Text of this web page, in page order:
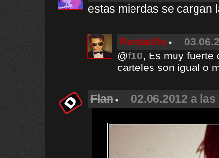
estas mierdas se cargan
Pardalillo
@f10, Es muy fuerte
carteles son igual o
Flan 02.06.2012 a las